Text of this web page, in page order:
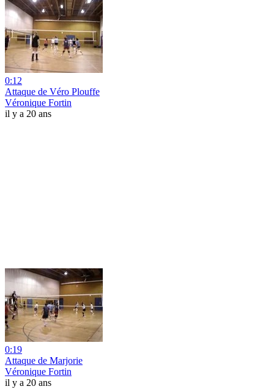
0:12
Attaque de Véro Plouffe
Véronique Fortin
il y a 20 ans
0:19
Attaque de Marjorie
Véronique Fortin
il y a 20 ans